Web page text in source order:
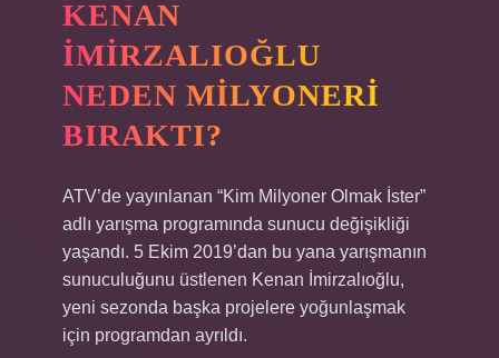
KENAN
İMIRZALIOĞLU
NEDEN MILYONERI
BIRAKTI?
ATV’de yayınlanan “Kim Milyoner Olmak İster”
adlı yarışma programında sunucu değişikliği
yaşandı. 5 Ekim 2019’dan bu yana yarışmanın
sunuculuğunu üstlenen Kenan İmirzalıoğlu,
yeni sezonda başka projelere yoğunlaşmak
için programdan ayrıldı.